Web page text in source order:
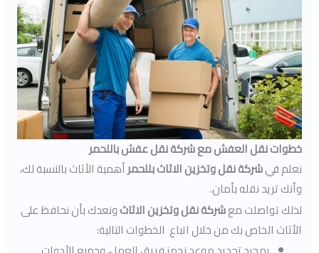
خطوات نقل العفش مع شركة نقل عفش باللحمر
نعلم فيشركة نقل وتخزين الاثاث بللحمرأهمية الأثاث بالنسبة لك،
وأنك تريد نقله بأمان.
لذلك تواصلت معشركة نقل وتخزين الاثاثونعدك بأن نحافظ على
الأثاث الخاص بك من خلال اتباع الخطوات التالية: